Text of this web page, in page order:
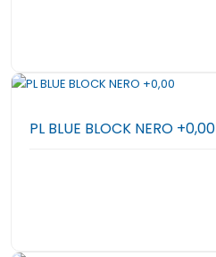
PL BLUE BLOCK NERO +0,00